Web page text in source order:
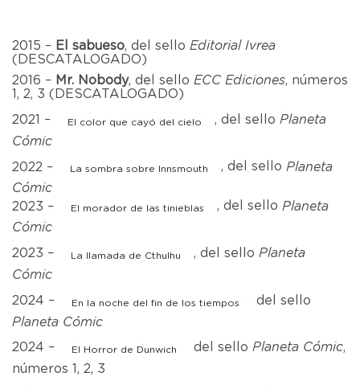
2015 – El sabueso, del sello Editorial Ivrea
(DESCATALOGADO)
2016 – Mr. Nobody, del sello ECC Ediciones, números
1, 2, 3 (DESCATALOGADO)
2021 –
El color que cayó del cielo , del sello Planeta
Cómic
2022 –
La sombra sobre Innsmouth , del sello Planeta
Cómic
2023 –
El morador de las tinieblas , del sello Planeta
Cómic
2023 –
La llamada de Cthulhu , del sello Planeta
Cómic
2024 –
En la noche del fin de los tiempos
del sello
Planeta Cómic
2024 –
El Horror de Dunwich del sello Planeta Cómic,
números 1, 2, 3